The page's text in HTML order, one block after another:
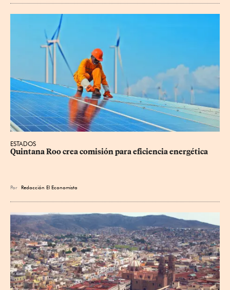
ESTADOS
Quintana Roo crea comisión para eficiencia energética
Por Redacción El Economista